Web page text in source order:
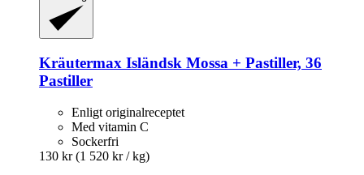
Kräutermax Isländsk Mossa + Pastiller, 36
Pastiller
Enligt originalreceptet
Med vitamin C
Sockerfri
130 kr (1 520 kr / kg)